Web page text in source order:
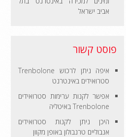
אביב ישראל
פוסט קשור
איפה ניתן לרכוש Trenbolone
סטרואידים באינטרנט
אפשר לקנות ערימות סטרואידים
Trenbolone באיטליה
היכן ניתן לקנות סטרואידים
אנבוליים טרנבולון באופן מקוון